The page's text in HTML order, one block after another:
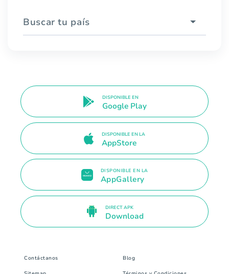
Buscar tu país
DISPONIBLE EN
Google Play
DISPONIBLE EN LA
AppStore
DISPONIBLE EN LA
AppGallery
DIRECT APK
Download
Contáctanos Blog